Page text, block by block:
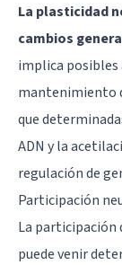
La plasticidad
cambios
implica
mantenimiento
que
ADN y la
regulación de
Participación
La participación
puede venir